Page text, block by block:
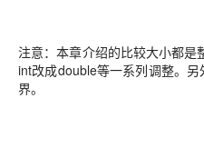
注意：本章介绍的比较大小都
int改成double等一系列调整。
界。